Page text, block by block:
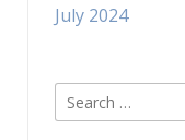
July 2024
Search
for: